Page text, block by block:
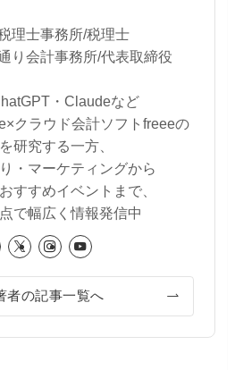
理士事務所/税理士
り会計事務所/代表取締役
・Claudeなど
クラウド会計ソフトfreeeの
研究する一方、
・マーケティングから
すすめイベントまで、
で幅広く情報発信中
者の記事一覧へ